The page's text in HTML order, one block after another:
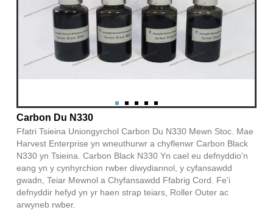
Carbon Du N330
Ffatri Tsieina Uniongyrchol Carbon Du N330 Mewn Stoc. Mae
Harvest Enterprise yn wneuthurwr a chyflenwr Carbon Black
N330 yn Tsieina. Carbon Black N330 Yn cael eu defnyddio'n
eang yn y cynhyrchion rwber diwydiannol, y cyfansawdd
gwadn, Teiar Mewnol a Chyfansawdd Ffabrig Cord. Fe'i
defnyddir hefyd yn yr haen strap teiars, Roller Outer ac
arwyneb rwber.